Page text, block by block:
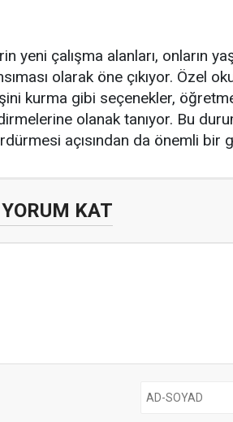
yeni çalışma alanları, onların
olarak öne çıkıyor. Özel
kurma gibi seçenekler,
olanak tanıyor. Bu
açısından da önemli
YORUM KAT